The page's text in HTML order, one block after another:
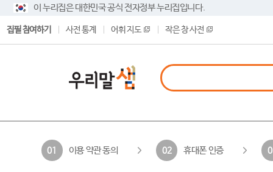
이 누리집은 대한민국 공식 전자정부 누리집입니다.
집필 참여하기 사전 통계 어휘 지도 작은 창 사전
01 이용 약관 동의 02 휴대폰 인증